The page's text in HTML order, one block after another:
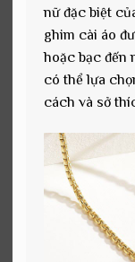
nữ đặc biệt
ghim cài áo
hoặc bạc đến
có thể lựa
cách và sở